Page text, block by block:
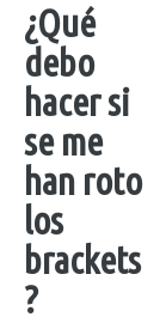
¿Qué
debo
hacer si
se me
han roto
los
brackets
?